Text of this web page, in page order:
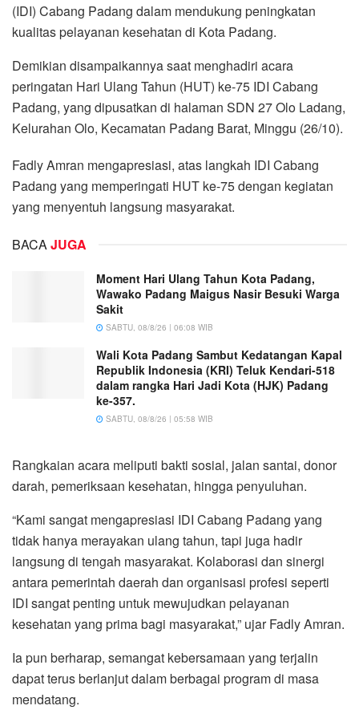
(IDI) Cabang Padang dalam mendukung peningkatan
kualitas pelayanan kesehatan di Kota Padang.
Demikian disampaikannya saat menghadiri acara
peringatan Hari Ulang Tahun (HUT) ke-75 IDI Cabang
Padang, yang dipusatkan di halaman SDN 27 Olo Ladang,
Kelurahan Olo, Kecamatan Padang Barat, Minggu (26/10).
Fadly Amran mengapresiasi, atas langkah IDI Cabang
Padang yang memperingati HUT ke-75 dengan kegiatan
yang menyentuh langsung masyarakat.
BACAJUGA
Moment Hari Ulang Tahun Kota Padang,
Wawako Padang Maigus Nasir Besuki Warga
Sakit
SABTU, 08/8/26 | 06:08 WIB
Wali Kota Padang Sambut Kedatangan Kapal
Republik Indonesia (KRI) Teluk Kendari-518
dalam rangka Hari Jadi Kota (HJK) Padang
ke-357.
SABTU, 08/8/26 | 05:58 WIB
Rangkaian acara meliputi bakti sosial, jalan santai, donor
darah, pemeriksaan kesehatan, hingga penyuluhan.
“Kami sangat mengapresiasi IDI Cabang Padang yang
tidak hanya merayakan ulang tahun, tapi juga hadir
langsung di tengah masyarakat. Kolaborasi dan sinergi
antara pemerintah daerah dan organisasi profesi seperti
IDI sangat penting untuk mewujudkan pelayanan
kesehatan yang prima bagi masyarakat,” ujar Fadly Amran.
Ia pun berharap, semangat kebersamaan yang terjalin
dapat terus berlanjut dalam berbagai program di masa
mendatang.